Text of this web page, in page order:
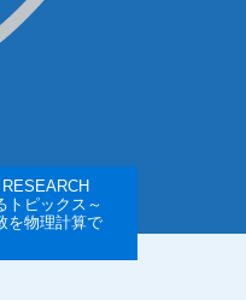
トピックス～
を物理計算で